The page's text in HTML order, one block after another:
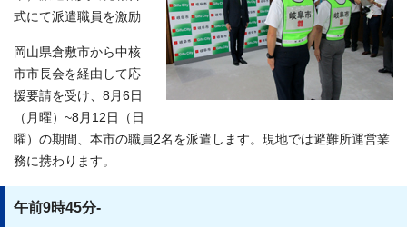
式にて派遣職員を激励
岡山県倉敷市から中核
市市長会を経由して応
援要請を受け、8月6日
（月曜）~8月12日（日
曜）の期間、本市の職員2名を派遣します。現地では避難所運営業
務に携わります。
午前9時45分-